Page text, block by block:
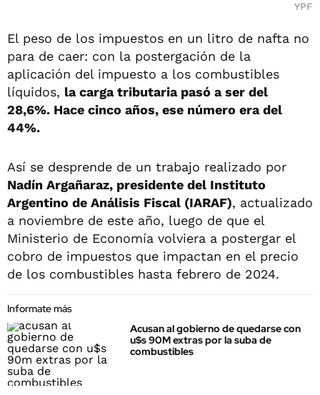
YPF
El peso de los impuestos en un litro de nafta no
para de caer: con la postergación de la
aplicación del impuesto a los combustibles
líquidos, la carga tributaria pasó a ser del
28,6%. Hace cinco años, ese número era del
44%.
Así se desprende de un trabajo realizado por
Nadín Argañaraz, presidente del Instituto
Argentino de Análisis Fiscal (IARAF), actualizado
a noviembre de este año, luego de que el
Ministerio de Economía volviera a postergar el
cobro de impuestos que impactan en el precio
de los combustibles hasta febrero de 2024.
Informate más
Acusan al gobierno de quedarse con
u$s 90M extras por la suba de
combustibles